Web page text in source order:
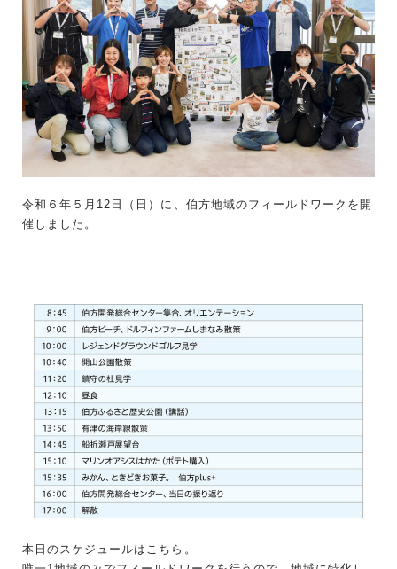
令和６年５月12日（日）に、伯方地域のフィールドワークを開
催しました。
本日のスケジュールはこちら。